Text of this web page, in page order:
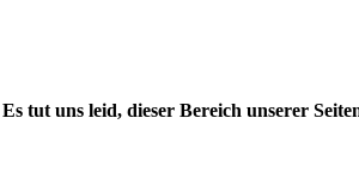
Es tut uns leid, dieser Bereich unserer